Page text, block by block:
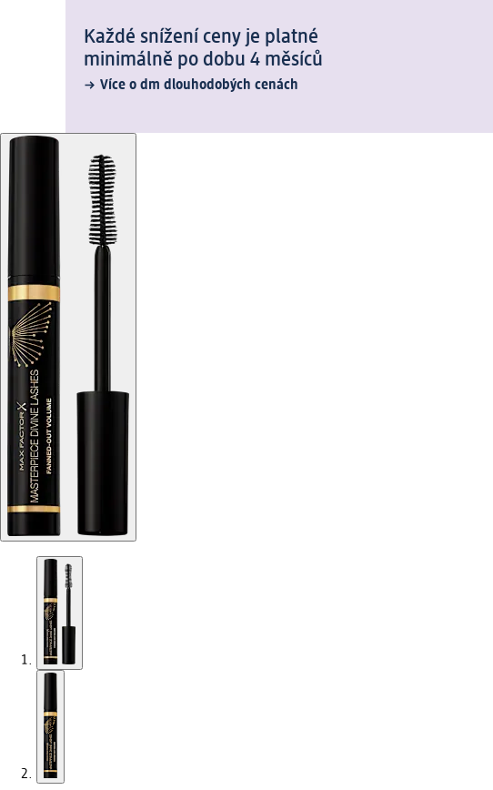
Každé snížení ceny je platné
minimálně po dobu 4 měsíců
Více o dm dlouhodobých cenách